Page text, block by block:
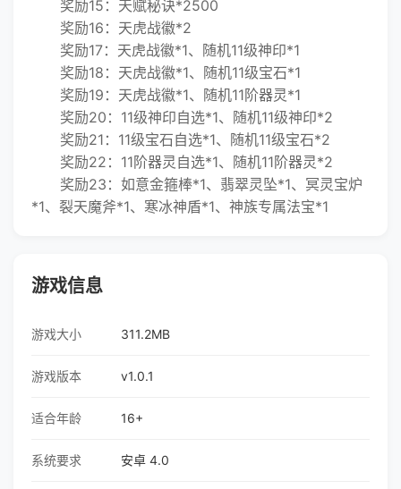
奖励15：天赋秘诀*2500
奖励16：天虎战徽*2
奖励17：天虎战徽*1、随机11级神印*1
奖励18：天虎战徽*1、随机11级宝石*1
奖励19：天虎战徽*1、随机11阶器灵*1
奖励20：11级神印自选*1、随机11级神印*2
奖励21：11级宝石自选*1、随机11级宝石*2
奖励22：11阶器灵自选*1、随机11阶器灵*2
奖励23：如意金箍棒*1、翡翠灵坠*1、冥灵宝炉
*1、裂天魔斧*1、寒冰神盾*1、神族专属法宝*1
游戏信息
游戏大小 311.2MB
游戏版本 v1.0.1
适合年龄 16+
系统要求 安卓 4.0